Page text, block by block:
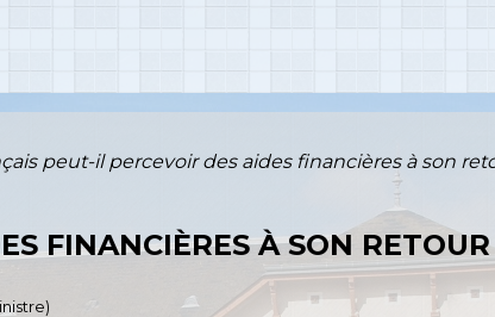
peut-il percevoir des aides financières à son
FINANCIÈRES À SON RETOUR